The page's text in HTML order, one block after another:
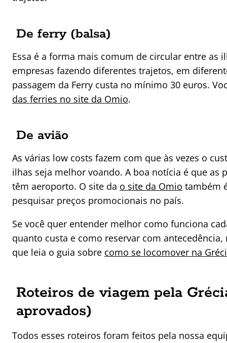
De ferry (balsa)
Essa é a forma mais comum de circular entre as
empresas fazendo diferentes trajetos, em
passagem da Ferry custa no mínimo 30 euros.
das ferries no site da Omio.
De avião
As várias low costs fazem com que às vezes o
ilhas seja melhor voando. A boa notícia é que as
têm aeroporto. O site da o site da Omio também
pesquisar preços promocionais no país.
Se você quer entender melhor como funciona
quanto custa e como reservar com
que leia o guia sobre como se locomover na
Roteiros de viagem pela
aprovados)
Todos esses roteiros foram feitos pela nossa